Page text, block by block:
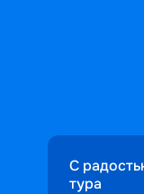
С
тура